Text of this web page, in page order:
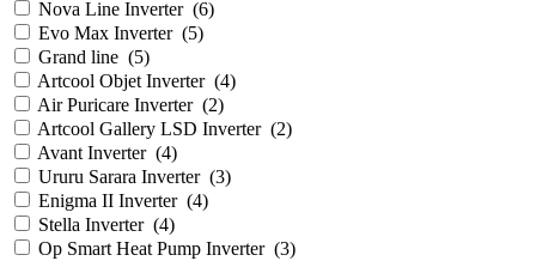
Nova Line Inverter (6)
Evo Max Inverter (5)
Grand line (5)
Artcool Objet Inverter (4)
Air Puricare Inverter (2)
Artcool Gallery LSD Inverter (2)
Avant Inverter (4)
Ururu Sarara Inverter (3)
Enigma II Inverter (4)
Stella Inverter (4)
Op Smart Heat Pump Inverter (3)